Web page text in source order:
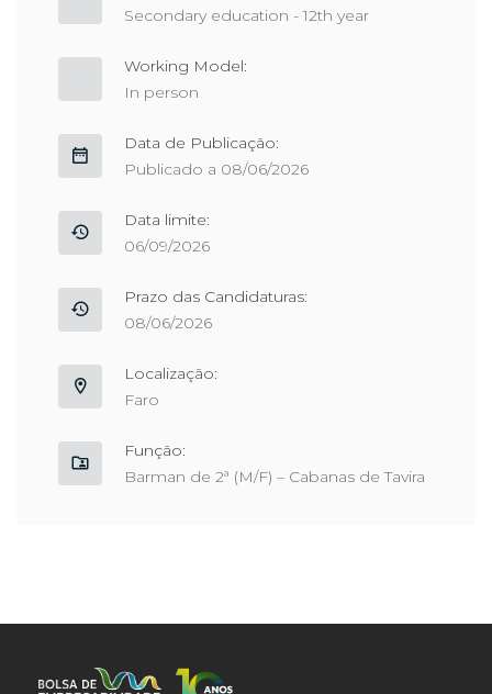
Secondary education - 12th year
Working Model:
In person
Data de Publicação:
Publicado a 08/06/2026
Data limite:
06/09/2026
Prazo das Candidaturas:
08/06/2026
Localização:
Faro
Função:
Barman de 2ª (M/F) – Cabanas de Tavira